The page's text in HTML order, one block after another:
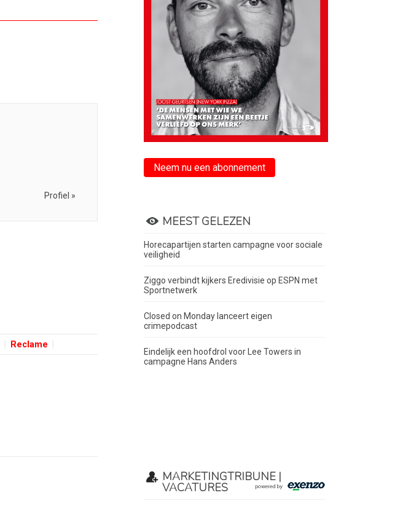
Profiel »
Reclame
Neem nu een abonnement
MEEST GELEZEN
Horecapartijen starten campagne voor sociale
veiligheid
Ziggo verbindt kijkers Eredivisie op ESPN met
Sportnetwerk
Closed on Monday lanceert eigen
crimepodcast
Eindelijk een hoofdrol voor Lee Towers in
campagne Hans Anders
MARKETINGTRIBUNE |
VACATURES